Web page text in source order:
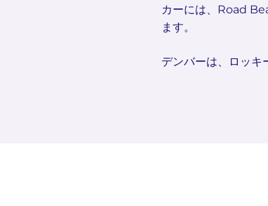
カーには、Road
ます。
デンバーは、ロッキ